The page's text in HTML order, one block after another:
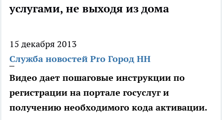
услугами, не выходя из дома
15 декабря 2013
Служба новостей Pro Город НН
Видео дает пошаговые инструкции по
регистрации на портале госуслуг и
получению необходимого кода активации.